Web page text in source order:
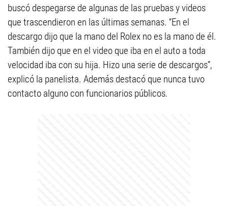
buscó despegarse de algunas de las pruebas y videos
que trascendieron en las últimas semanas. “En el
descargo dijo que la mano del Rolex no es la mano de él.
También dijo que en el video que iba en el auto a toda
velocidad iba con su hija. Hizo una serie de descargos”,
explicó la panelista. Además destacó que nunca tuvo
contacto alguno con funcionarios públicos.